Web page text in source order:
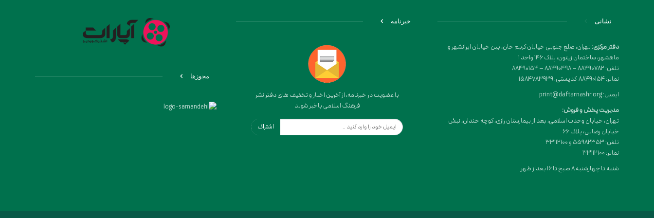
نشانی
دفتر مرکزی:تهران، ضلع جنوبی خیابان کریم خان، بین خیابان ایرانشهر و
ماهشهر، ساختمان زیتون، پلاک 146 واحد 1
تلفن: 88490782 – 88490498 – 88490154
نمابر: 88490154 کدپستی: 1584783939
ایمیل: print@daftarnashr.org
مدیریت پخش و فروش:
تهران، خیابان وحدت اسلامی، بعد از بیمارستان رازی، کوچه خندان، نبش
خیابان رضایی، پلاک ۶۶
تلفن: 55982353 و 33112100
نمابر: 33112100
شنبه تا چهارشنبه 8 صبح تا 16 بعداز ظهر
خبرنامه
با عضویت در خبرنامه، از آخرین اخبار و تخفیف های دفتر نشر
فرهنگ اسلامی باخبر شوید
اشتراک
مجوزها